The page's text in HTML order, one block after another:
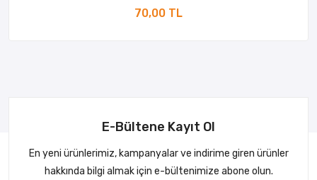
70,00 TL
E-Bültene Kayıt Ol
En yeni ürünlerimiz, kampanyalar ve indirime giren ürünler
hakkında bilgi almak için e-bültenimize abone olun.